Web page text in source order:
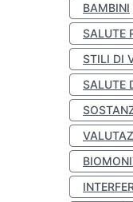
BAMBINI
SALUTE
STILI DI
SALUTE